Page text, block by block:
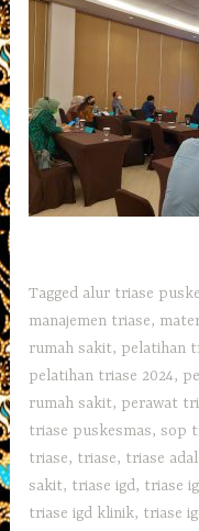
Tagged alur triase
manajemen triase,
rumah sakit, pelatihan
pelatihan triase 2024,
rumah sakit, perawat
triase puskesmas,sop
triase, triase, triase
sakit, triase igd, triase
triase igd klinik, triase